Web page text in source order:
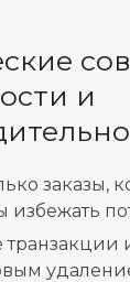
и
заказы,
избежать
транзакции